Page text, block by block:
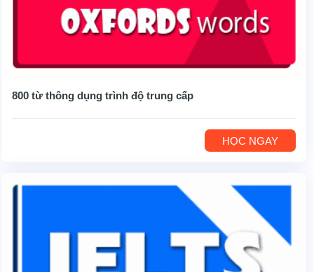
800 từ thông dụng trình độ trung cấp
HỌC NGAY